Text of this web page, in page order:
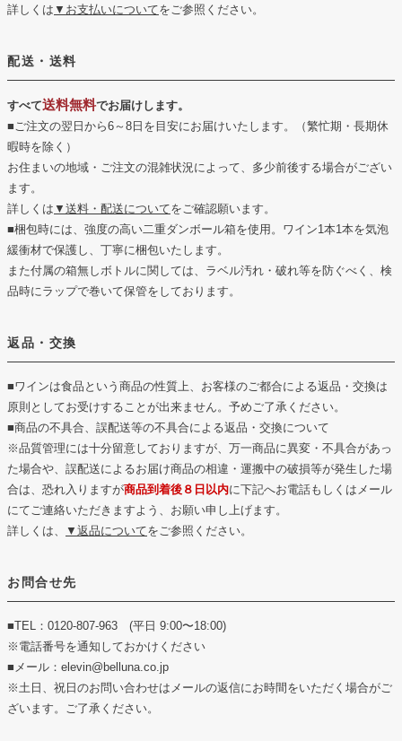
詳しくは ▼お支払いについてをご参照ください。
配送・送料
すべて送料無料でお届けします。
■ご注文の翌日から6～8日を目安にお届けいたします。（繁忙期・長期休
暇時を除く）
お住まいの地域・ご注文の混雑状況によって、多少前後する場合がござい
ます。
詳しくは ▼送料・配送についてをご確認願います。
■梱包時には、強度の高い二重ダンボール箱を使用。ワイン1本1本を気泡
緩衝材で保護し、丁寧に梱包いたします。
また付属の箱無しボトルに関しては、ラベル汚れ・破れ等を防ぐべく、検
品時にラップで巻いて保管をしております。
返品・交換
■ワインは食品という商品の性質上、お客様のご都合による返品・交換は
原則としてお受けすることが出来ません。予めご了承ください。
■商品の不具合、誤配送等の不具合による返品・交換について
※品質管理には十分留意しておりますが、万一商品に異変・不具合があっ
た場合や、誤配送によるお届け商品の相違・運搬中の破損等が発生した場
合は、恐れ入りますが商品到着後８日以内に下記へお電話もしくはメール
にてご連絡いただきますよう、お願い申し上げます。
詳しくは、
▼返品についてをご参照ください。
お問合せ先
■TEL：0120-807-963 (平日 9:00〜18:00)
※電話番号を通知しておかけください
■メール：elevin@belluna.co.jp
※土日、祝日のお問い合わせはメールの返信にお時間をいただく場合がご
ざいます。ご了承ください。